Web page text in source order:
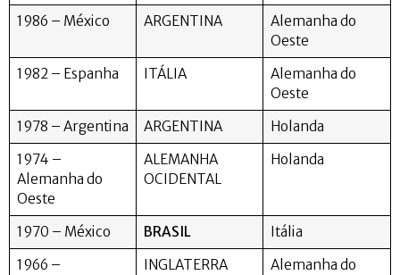
1986 – México ARGENTINA
Alemanha do
Oeste
1982 – Espanha
ITÁLIA
Alemanha do
Oeste
1978 – Argentina
ARGENTINA
Holanda
1974 –
Alemanha do
Oeste
ALEMANHA
OCIDENTAL
Holanda
1970 – México BRASIL
Itália
1966 –
INGLATERRA
Alemanha do